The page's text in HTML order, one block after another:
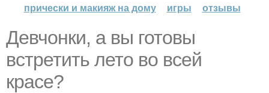
прически и макияж на дому
игры отзывы
Девчонки, а вы готовы
встретить лето во всей
красе?